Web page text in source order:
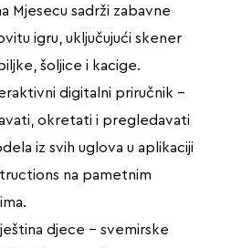
Mjesecu sadrži zabavne
igru, uključujući skener
šoljice i kacige.
digitalni priručnik –
okretati i pregledavati
iz svih uglova u aplikaciji
na pametnim
djece – svemirske